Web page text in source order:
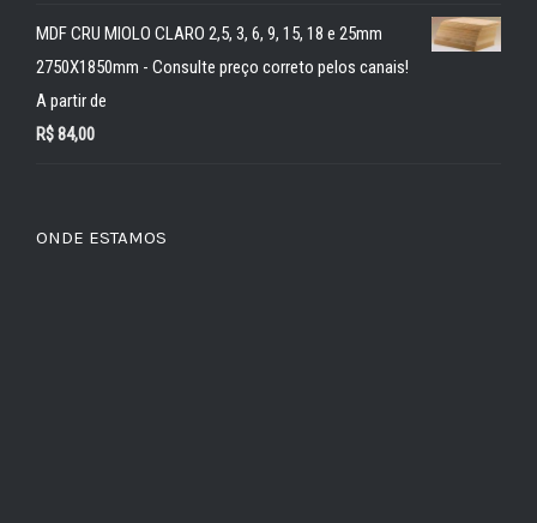
MDF CRU MIOLO CLARO 2,5, 3, 6, 9, 15, 18 e 25mm
2750X1850mm - Consulte preço correto pelos canais!
A partir de
R$84,00
ONDE ESTAMOS